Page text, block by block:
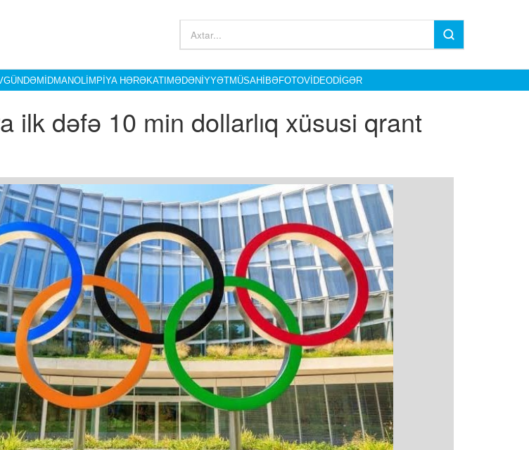
GÜNDƏMİDMANOLIMPIYA HƏRƏKATIMƏDƏNIYYƏTMÜSAHIBƏFOTOVIDEODIGƏR
ilk dəfə 10 min dollarlıq xüsusi qrant